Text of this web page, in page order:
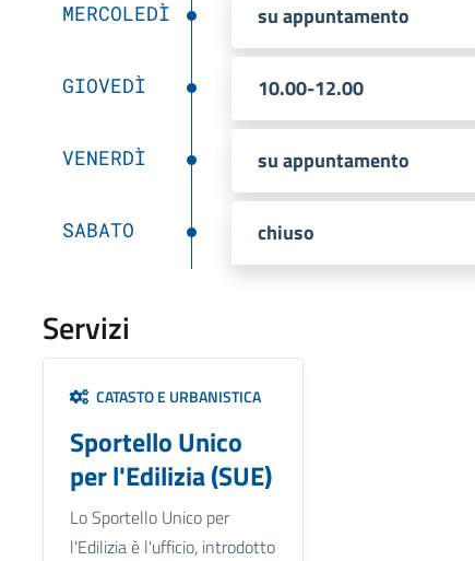
MERCOLEDÌ su appuntamento
GIOVEDÌ 10.00-12.00
VENERDÌ su appuntamento
SABATO chiuso
Servizi
CATASTO E URBANISTICA
Sportello Unico
per l'Edilizia (SUE)
Lo Sportello Unico per
l'Edilizia è l'ufficio, introdotto